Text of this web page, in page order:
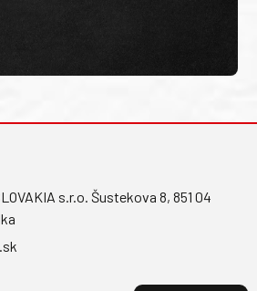
s.r.o. Šustekova 8, 851 04